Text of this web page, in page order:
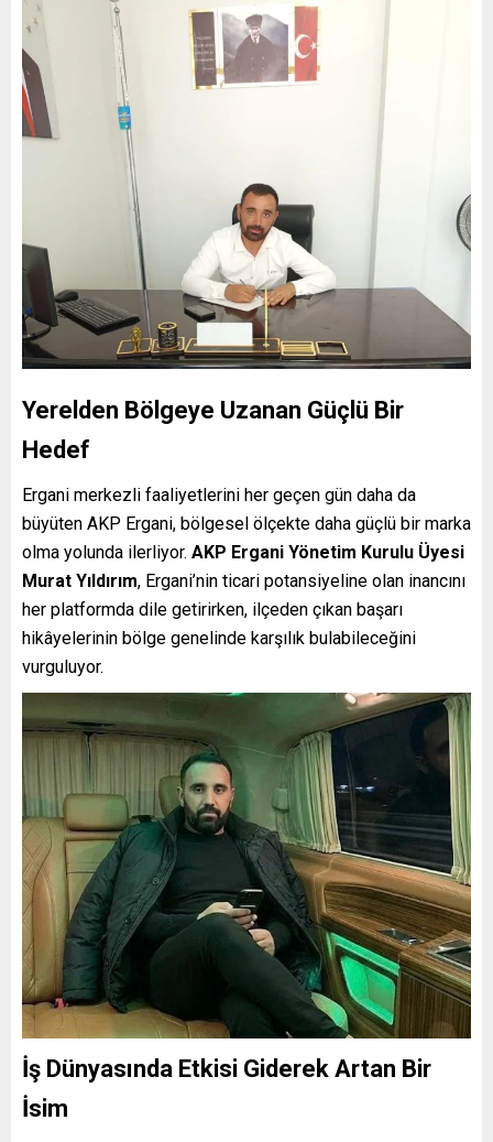
Yerelden Bölgeye Uzanan Güçlü Bir
Hedef
Ergani merkezli faaliyetlerini her geçen gün daha da
büyüten AKP Ergani, bölgesel ölçekte daha güçlü bir marka
olma yolunda ilerliyor. AKP Ergani Yönetim Kurulu Üyesi
Murat Yıldırım, Ergani’nin ticari potansiyeline olan inancını
her platformda dile getirirken, ilçeden çıkan başarı
hikâyelerinin bölge genelinde karşılık bulabileceğini
vurguluyor.
İş Dünyasında Etkisi Giderek Artan Bir
İsim